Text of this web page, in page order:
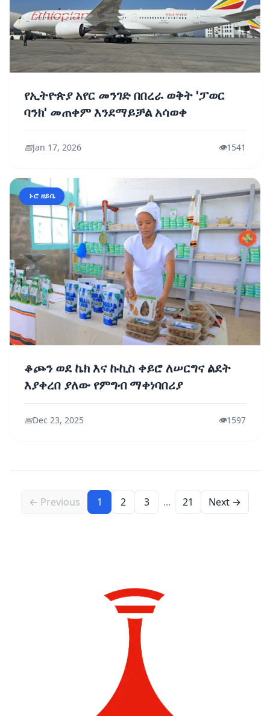
የኢትዮጵያ አየር መንገድ በበረራ ወቅት 'ፓወር
ባንክ' መጠቀም እንደማይቻል አሳወቀ
📅Jan 17, 2026 👁️1541
ኑሮ ዘይቤ
ቆጮን ወደ ኬክ እና ኩኪስ ቀይሮ ለሠርግና ልደት
እያቀረበ ያለው የምግብ ማቀነባበሪያ
📅Dec 23, 2025 👁️1597
← Previous 1 2 3 ... 21 Next →